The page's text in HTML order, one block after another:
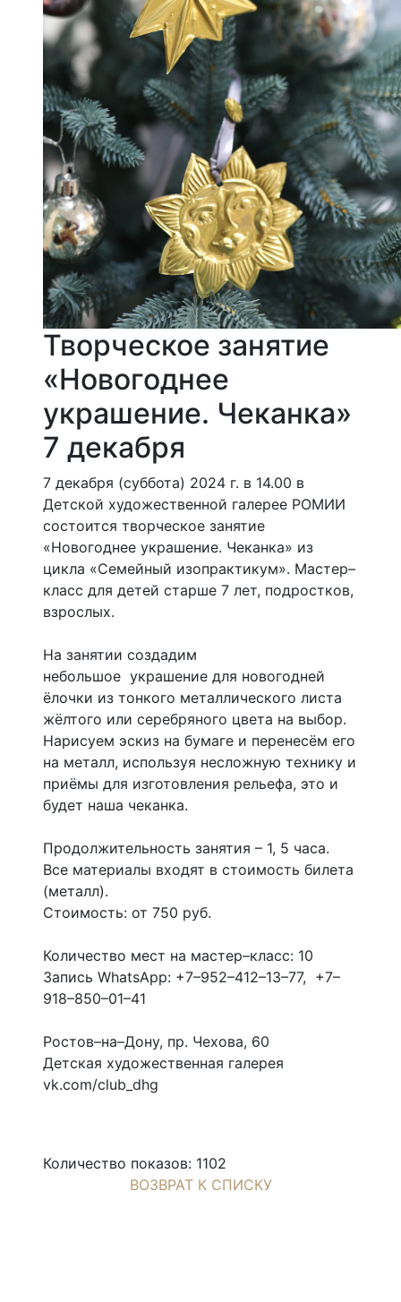
Творческое занятие
«Новогоднее
украшение. Чеканка»
7 декабря
7 декабря (суббота) 2024 г. в 14.00 в
Детской художественной галерее РОМИИ
состоится творческое занятие
«Новогоднее украшение. Чеканка» из
цикла «Семейный изопрактикум». Мастер–
класс для детей старше 7 лет, подростков,
взрослых.
На занятии создадим
небольшое украшение для новогодней
ёлочки из тонкого металлического листа
жёлтого или серебряного цвета на выбор.
Нарисуем эскиз на бумаге и перенесём его
на металл, используя несложную технику и
приёмы для изготовления рельефа, это и
будет наша чеканка.
Продолжительность занятия – 1, 5 часа.
Все материалы входят в стоимость билета
(металл).
Стоимость: от 750 руб.
Количество мест на мастер–класс: 10
Запись WhatsApp: +7–952–412–13–77, +7–
918–850–01–41
Ростов–на–Дону, пр. Чехова, 60
Детская художественная галерея
vk.com/club_dhg
Количество показов: 1102
ВОЗВРАТ К СПИСКУ